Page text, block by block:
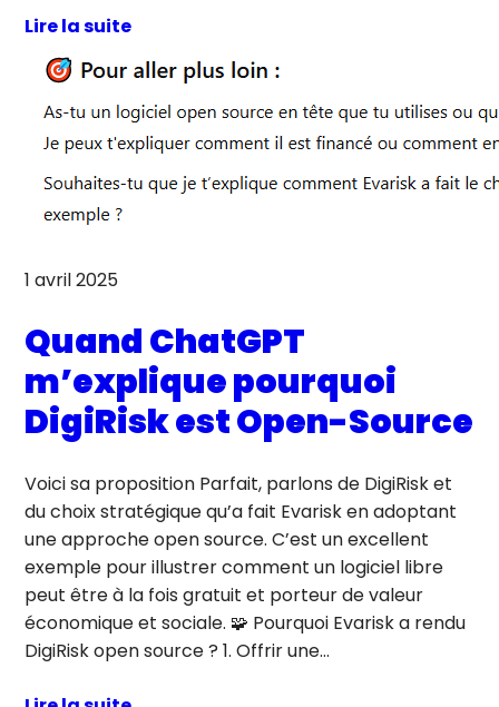
Lire la suite
1 avril 2025
Quand ChatGPT
m’explique pourquoi
DigiRisk est Open-Source
Voici sa proposition Parfait, parlons de DigiRisk et
du choix stratégique qu’a fait Evarisk en adoptant
une approche open source. C’est un excellent
exemple pour illustrer comment un logiciel libre
peut être à la fois gratuit et porteur de valeur
économique et sociale. 🧩 Pourquoi Evarisk a rendu
DigiRisk open source ? 1. Offrir une…